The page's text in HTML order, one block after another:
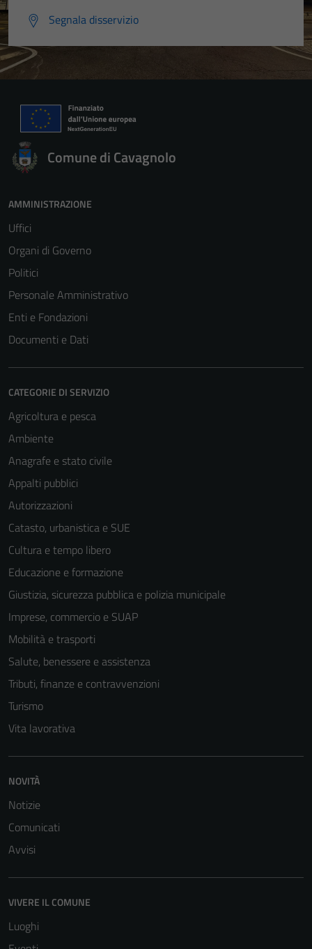
Segnala disservizio
Comune di Cavagnolo
AMMINISTRAZIONE
Uffici
Organi di Governo
Politici
Personale Amministrativo
Enti e Fondazioni
Documenti e Dati
CATEGORIE DI SERVIZIO
Agricoltura e pesca
Ambiente
Anagrafe e stato civile
Appalti pubblici
Autorizzazioni
Catasto, urbanistica e SUE
Cultura e tempo libero
Educazione e formazione
Giustizia, sicurezza pubblica e polizia municipale
Imprese, commercio e SUAP
Mobilità e trasporti
Salute, benessere e assistenza
Tributi, finanze e contravvenzioni
Turismo
Vita lavorativa
NOVITÀ
Notizie
Comunicati
Avvisi
VIVERE IL COMUNE
Luoghi